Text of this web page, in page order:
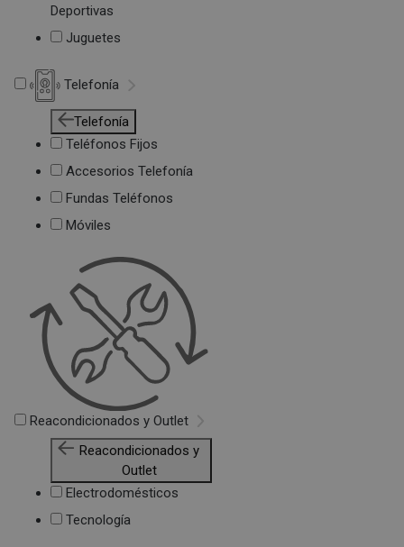
Deportivas
Juguetes
Telefonía
Telefonía
Teléfonos Fijos
Accesorios Telefonía
Fundas Teléfonos
Móviles
Reacondicionados y Outlet
Reacondicionados y
Outlet
Electrodomésticos
Tecnología